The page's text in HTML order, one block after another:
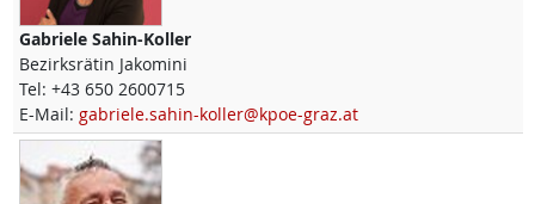
Gabriele Sahin-Koller
Bezirksrätin Jakomini
Tel: +43 650 2600715
E-Mail: gabriele.sahin-koller@kpoe-graz.at